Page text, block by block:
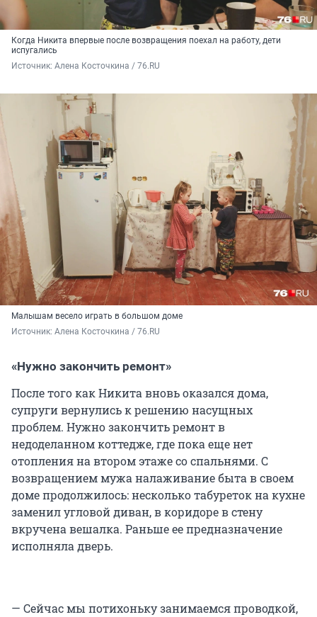
Когда Никита впервые после возвращения поехал на работу, дети
испугались
Источник: Алена Косточкина / 76.RU
Малышам весело играть в большом доме
Источник: Алена Косточкина / 76.RU
«Нужно закончить ремонт»
После того как Никита вновь оказался дома,
супруги вернулись к решению насущных
проблем. Нужно закончить ремонт в
недоделанном коттедже, где пока еще нет
отопления на втором этаже со спальнями. С
возвращением мужа налаживание быта в своем
доме продолжилось: несколько табуреток на кухне
заменил угловой диван, в коридоре в стену
вкручена вешалка. Раньше ее предназначение
исполняла дверь.
— Сейчас мы потихоньку занимаемся проводкой,